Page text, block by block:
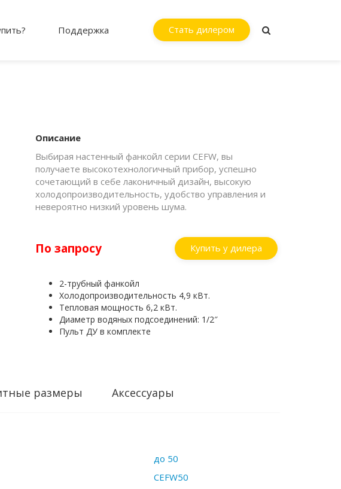
Поддержка Стать дилером
Описание
Выбирая настенный фанкойл серии CEFW, вы
получаете высокотехнологичный прибор, успешно
сочетающий в себе лаконичный дизайн, высокую
холодопроизводительность, удобство управления и
невероятно низкий уровень шума.
По запросу Купить у дилера
2-трубный фанкойл
Холодопроизводительность 4,9 кВт.
Тепловая мощность 6,2 кВт.
Диаметр водяных подсоединений: 1/2″
Пульт ДУ в комплекте
размеры Аксессуары
до 50
CEFW50